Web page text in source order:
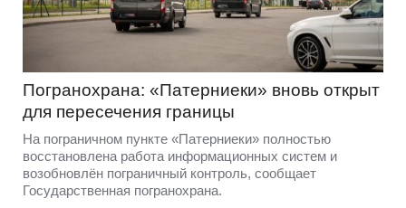
Погранохрана: «Патерниеки» вновь открыт
для пересечения границы
На пограничном пункте «Патерниеки» полностью
восстановлена работа информационных систем и
возобновлён пограничный контроль, сообщает
Государственная погранохрана.